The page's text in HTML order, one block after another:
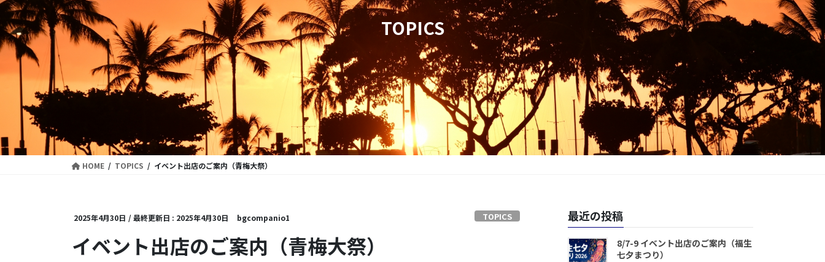
TOPICS
HOME TOPICS イベント出店のご案内（青梅大祭）
2025年4月30日 / 最終更新日 : 2025年4月30日 bgcompanio1 TOPICS
イベント出店のご案内（青梅大祭）
最近の投稿
8/7-9 イベント出店のご案内（福生
七夕まつり）